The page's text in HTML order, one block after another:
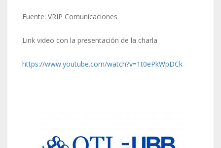
Fuente: VRIP Comunicaciones
Link video con la presentación de la charla
https://www.youtube.com/watch?v=1t0ePkWpDCk